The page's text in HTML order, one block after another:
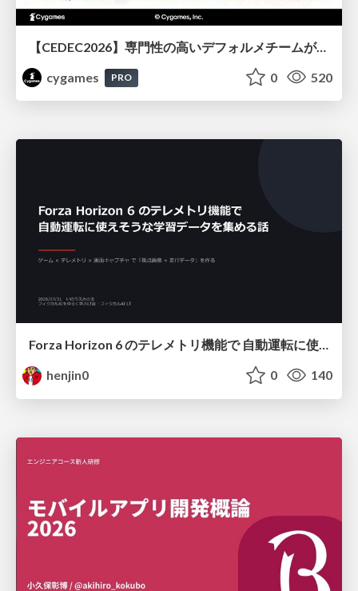
【CEDEC2026】専門性の高いデフォルメチームが挑んだ人材育成戦略 〜Cygames Academiaの企画から実施まで〜
cygames
PRO 0 520
Forza Horizon 6 のテレメトリ機能で 自動運転に使えそうな学習データを集める話
henjin0
0 140